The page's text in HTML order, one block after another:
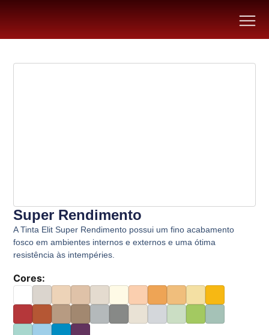
Super Rendimento
A Tinta Elit Super Rendimento possui um fino acabamento
fosco em ambientes internos e externos e uma ótima
resistência às intempéries.
Cores: